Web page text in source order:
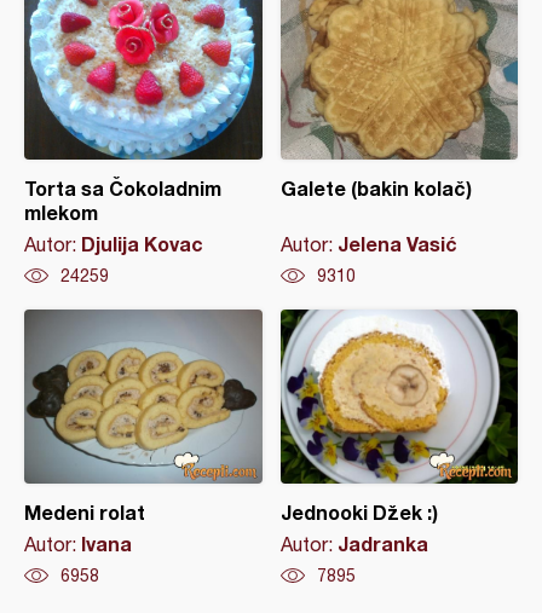
Torta sa Čokoladnim
mlekom
Autor: Djulija Kovac
24259
Galete (bakin kolač)
Autor: Jelena Vasić
9310
Medeni rolat
Autor: Ivana
6958
Jednooki Džek :)
Autor: Jadranka
7895